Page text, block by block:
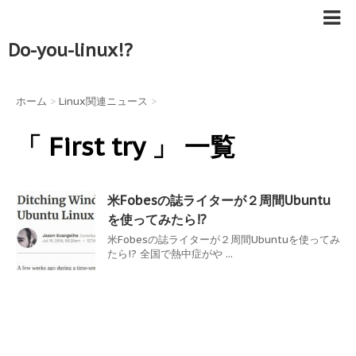
Do-you-linux!?
ホーム > Linux関連ニュース >
「 First try 」 一覧
米Fobesの誌ライターが２周間Ubuntu
を使ってみたら!?
米Fobesの誌ライターが２周間Ubuntuを使ってみ
たら!? 全国で熱中症がや ...